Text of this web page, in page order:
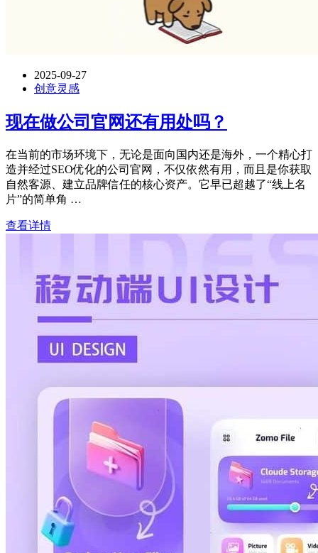
2025-09-27
创意灵感
现在做公司官网还有用处吗？
在当前的市场环境下，无论是面向国内还是海外，一个精心打
造并经过SEO优化的公司官网，不仅依然有用，而且是你获取
自然客源、建立品牌信任的核心资产。它早已超越了“线上名
片”的简单角 …
查看详情